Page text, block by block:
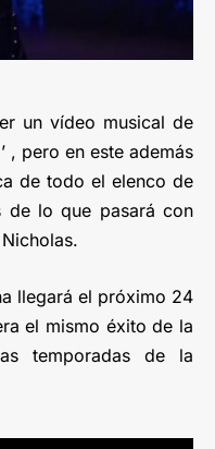
un vídeo musical de
, pero en este además
de todo el elenco de
de lo que pasará con
llegará el próximo 24
el mismo éxito de la
temporadas de la